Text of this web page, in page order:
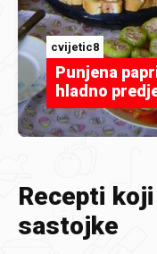
cvijetic8
Punjena
hladno
Recepti
sastojke